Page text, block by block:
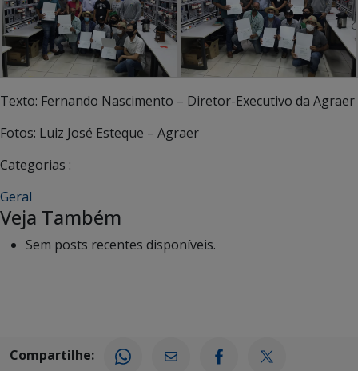
Texto: Fernando Nascimento – Diretor-Executivo da Agraer
Fotos: Luiz José Esteque – Agraer
Categorias :
Geral
Veja Também
Sem posts recentes disponíveis.
Compartilhe: